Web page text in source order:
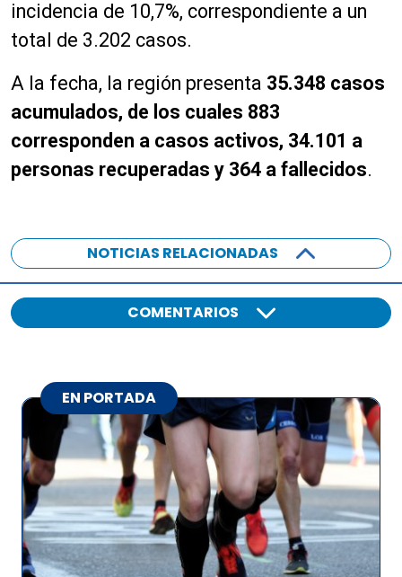
incidencia de 10,7%, correspondiente a un
total de 3.202 casos.
A la fecha, la región presenta 35.348 casos
acumulados, de los cuales 883
corresponden a casos activos, 34.101 a
personas recuperadas y 364 a fallecidos.
NOTICIAS RELACIONADAS
COMENTARIOS
EN PORTADA